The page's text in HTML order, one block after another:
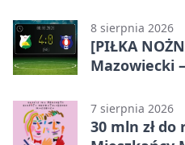
8 sierpnia 2026
[PIŁKA
Mazowiecki
Grupa 1
7 sierpnia 2026
30 mln zł